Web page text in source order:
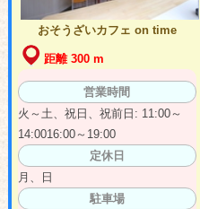
おそうざいカフェ on time
距離 300 m
営業時間
火～土、祝日、祝前日: 11:00～
14:0016:00～19:00
定休日
月、日
駐車場